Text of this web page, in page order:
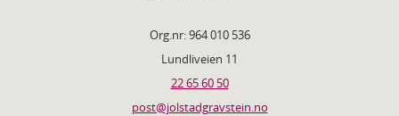
Org.nr: 964 010 536
Lundliveien 11
22 65 60 50
post@jolstadgravstein.no